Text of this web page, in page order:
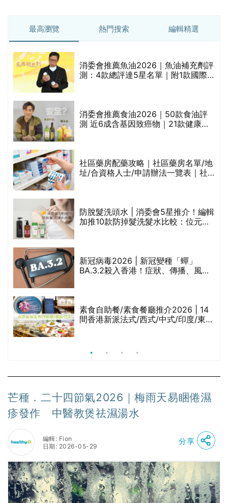
最高瀏覽 熱門搜索 編輯精選
消委會推薦魚油2026｜魚油補充劑評
測：4款總評達5星名單｜附1款國際
消委會推薦食油2026｜50款食油評
測 近6成含基因致癌物｜21款健康煮
社區藥房配藥攻略｜社區藥房名單/地
址/合資格人士/申請辦法一覽表｜社
防脫髮洗頭水 | 消委會5星推介！編輯
加推10款防掉髮洗髮水比較：位元
新冠病毒2026 | 新冠變種「蟬」
BA.3.2殺入香港！症狀、傳播、風險
素食自助餐/素食餐廳推介2026 | 14
間香港新派法式/西式/中式/印度/東南
芒種．二十四節氣2026｜梅雨天易睏倦濕
疹發作 中醫教煲祛濕湯水
編輯: Fion
日期: 2026-05-29
分享